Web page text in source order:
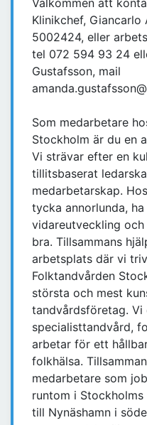
Välkommen att
Klinikchef,
5002424, eller
tel 072 594 93 24
Gustafsson, mail
Som medarbetare
Stockholm är du en
Vi strävar efter en
tillitsbaserat
medarbetarskap.
tycka annorlunda,
vidareutveckling
bra. Tillsammans
arbetsplats där vi
Folktandvården
största och mest
tandvårdsföretag.
specialisttandvård,
arbetar för ett
folkhälsa.
medarbetare som
runtom i
till Nynäshamn i